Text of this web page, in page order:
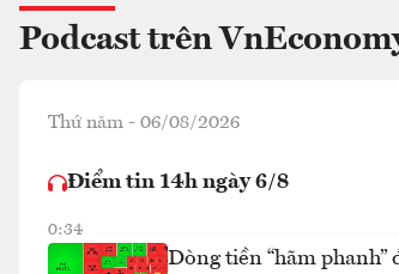
Podcast trên
Thứ năm - 06/08/2026
Điểm tin 14h ngày 6/8
0:34
Dòng tiền “hãm